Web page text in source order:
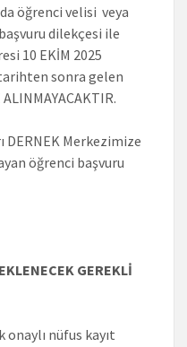
öğrenci velisi veya
dilekçesi ile
10 EKİM 2025
sonra gelen
DERNEK Merkezimize
öğrenci başvuru
GEREKLİ
onaylı nüfus kayıt